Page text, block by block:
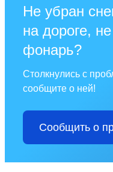
Не убран
на дороге, не
фонарь?
Столкнулись с
сообщите о ней!
Сообщить о